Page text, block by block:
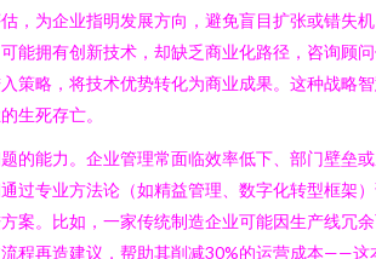
，为企业指明发展方向，避免盲目扩张或错失机
能拥有创新技术，却缺乏商业化路径，咨询顾
策略，将技术优势转化为商业成果。这种战略
生死存亡。
的能力。企业管理常面临效率低下、部门壁垒
过专业方法论（如精益管理、数字化转型框架
案。比如，一家传统制造企业可能因生产线冗
程再造建议，帮助其削减30%的运营成本——这